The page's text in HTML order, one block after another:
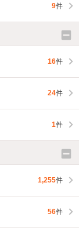
9件
16件
24件
1件
1,255件
56件